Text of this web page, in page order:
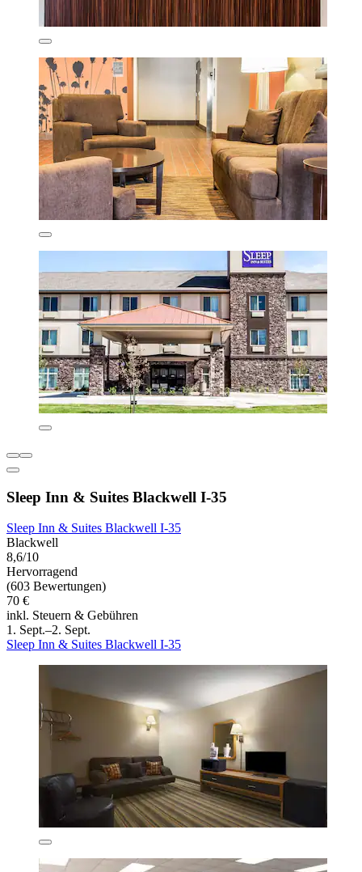
Sleep Inn & Suites Blackwell I-35
Sleep Inn & Suites Blackwell I-35
Blackwell
8,6/10
Hervorragend
(603 Bewertungen)
70 €
inkl. Steuern & Gebühren
1. Sept.–2. Sept.
Sleep Inn & Suites Blackwell I-35